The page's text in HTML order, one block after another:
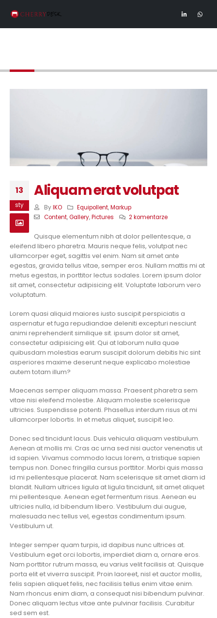
13
sty
Aliquam erat volutpat
By IKO Equipollent,Markup
Content,Gallery,Pictures 2 komentarze
Quisque elementum nibh at dolor pellentesque, a
eleifend libero pharetra. Mauris neque felis, volutpat nec
ullamcorper eget, sagittis vel enim. Nam sit amet ante
egestas, gravida tellus vitae, semper eros. Nullam mattis mi at
metus egestas, in porttitor lectus sodales. Lorem ipsum dolor
sit amet, consectetur adipisicing elit. Voluptate laborum vero
voluptatum.
Lorem quasi aliquid maiores iusto suscipit perspiciatis a
aspernatur et fuga repudiandae deleniti excepturi nesciunt
animi reprehenderit similique sit. ipsum dolor sit amet,
consectetur adipisicing elit. Qui at laborum nulla quae
quibusdam molestias earum suscipit dolorum debitis hic sint
asperiores maxime deserunt neque explicabo molestiae
autem totam illum?
Maecenas semper aliquam massa. Praesent pharetra sem
vitae nisi eleifend molestie. Aliquam molestie scelerisque
ultricies. Suspendisse potenti. Phasellus interdum risus at mi
ullamcorper lobortis. In et metus aliquet, suscipit leo.
Donec sed tincidunt lacus. Duis vehicula aliquam vestibulum.
Aenean at mollis mi. Cras ac urna sed nisi auctor venenatis ut
id sapien. Vivamus commodo lacus lorem, a tristique sapien
tempus non. Donec fringilla cursus porttitor. Morbi quis massa
id mi pellentesque placerat. Nam scelerisque sit amet diam id
blandit. Nullam ultrices ligula at ligula tincidunt, sit amet aliquet
mi pellentesque. Aenean eget fermentum risus. Aenean eu
ultricies nulla, id bibendum libero. Vestibulum dui augue,
malesuada nec tellus vel, egestas condimentum ipsum.
Vestibulum ut.
Integer semper quam turpis, id dapibus nunc ultrices at.
Vestibulum eget orci lobortis, imperdiet diam a, ornare eros.
Nam porttitor rutrum massa, eu varius velit facilisis at. Quisque
porta elit et viverra suscipit. Proin laoreet, nisl et auctor mollis,
felis sapien aliquet felis, nec facilisis tellus enim vitae enim.
Nam rhoncus enim diam, a consequat nisi bibendum pulvinar.
Donec aliquam lectus vitae ante pulvinar facilisis. Curabitur
sed sem est.